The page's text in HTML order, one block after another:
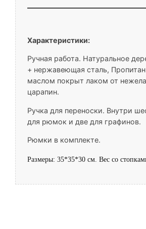
Характеристики:
Ручная работа. Натуральное
+ нержавеющая сталь,
маслом покрыт лаком от
царапин.
Ручка для переноски. Внутри
для рюмок и две для графинов.
Рюмки в комплекте.
Размеры: 35*35*30 см. Вес со